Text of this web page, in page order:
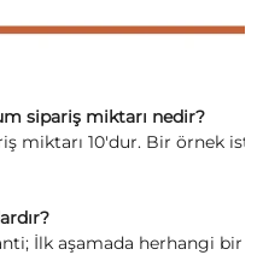
sipariş miktarı nedir?
miktarı 10'dur. Bir örnek
İlk aşamada herhangi bir